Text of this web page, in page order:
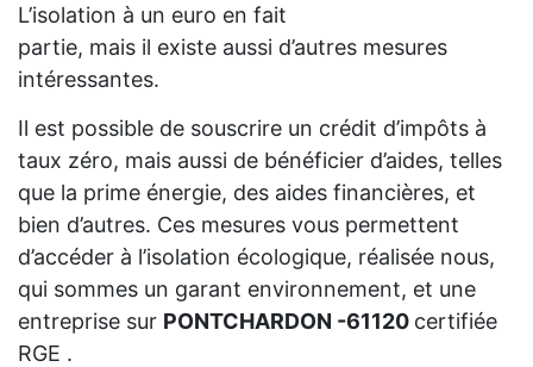
L’isolation à un euro en fait
partie, mais il existe aussi d’autres mesures
intéressantes.
Il est possible de souscrire un crédit d’impôts à
taux zéro, mais aussi de bénéficier d’aides, telles
que la prime énergie, des aides financières, et
bien d’autres. Ces mesures vous permettent
d’accéder à l’isolation écologique, réalisée nous,
qui sommes un garant environnement, et une
entreprise sur PONTCHARDON -61120 certifiée
RGE .